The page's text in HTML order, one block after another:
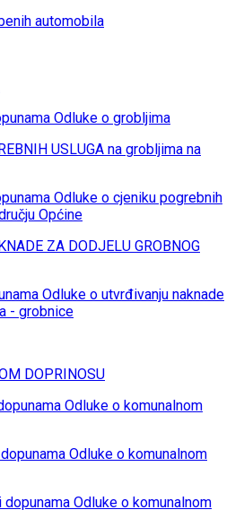
automobila
Odluke o grobljima
USLUGA na grobljima na
Odluke o cjeniku pogrebnih
Općine
ZA DODJELU GROBNOG
Odluke o utvrđivanju naknade
- grobnice
DOPRINOSU
Odluke o komunalnom
Odluke o komunalnom
Odluke o komunalnom